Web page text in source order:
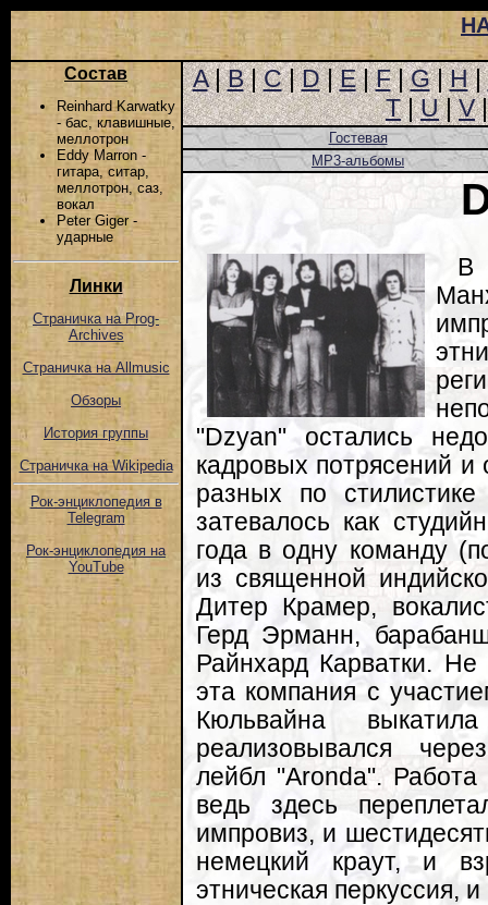
Состав
Reinhard Karwatky
- бас, клавишные,
меллотрон
Eddy Marron -
гитара, ситар,
меллотрон, саз,
вокал
Peter Giger -
ударные
Линки
Страничка на Prog-
Archives
Страничка на Allmusic
Обзоры
История группы
Страничка на Wikipedia
Рок-энциклопедия в
Telegram
Рок-энциклопедия на
YouTube
A|B|C|D|E|F|G|H|
T|U|V
Гостевая
MP3-альбомы
В
"Dzyan" остались
кадровых потрясений и
разных по
затевалось как
года в одну команду
из священной
Дитер Крамер,
Герд Эрманн,
Райнхард Карватки.
эта компания с
Кюльвайна
реализовывался
лейбл "Aronda". Работа
ведь здесь
импровиз, и
немецкий краут, и
этническая перкуссия,